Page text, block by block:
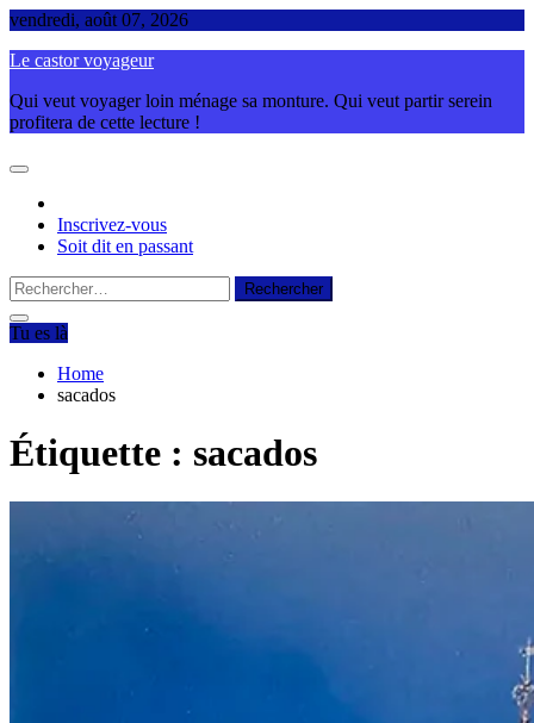
Skip
content
vendredi, août 07, 2026
Le castor voyageur
Qui veut voyager loin ménage sa monture. Qui veut partir serein
profitera de cette lecture !
Inscrivez-vous
Soit dit en passant
Rechercher :
Tu es là
Home
sacados
Étiquette : sacados